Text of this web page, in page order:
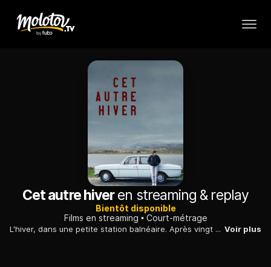
Cet autre hiveren streaming & replay
Bientôt disponible
Films en streaming
Court-métrage
L'hiver, dans une petite station balnéaire. Après vingt ans d'absence, Nina dispose de quarante-huit heures pour rencontrer sa mère, Lili, avec laquelle elle entretient un passé compliqué. Voir plus